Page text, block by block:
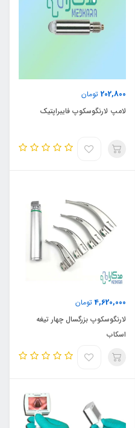
202,800 تومان
لامپ لارنگوسکوپ فایبراپتیک
4,620,000تومان
لارنگوسکوپ بزرگسال چهار تیغه
اسکاب